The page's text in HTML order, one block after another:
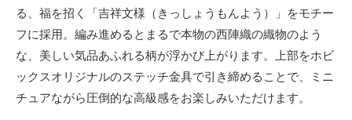
る、福を招く「吉祥文様（きっしょうもんよう）」をモチー
フに採用。編み進めるとまるで本物の西陣織の織物のよう
な、美しい気品あふれる柄が浮かび上がります。上部をホビ
ックスオリジナルのステッチ金具で引き締めることで、ミニ
チュアながら圧倒的な高級感をお楽しみいただけます。